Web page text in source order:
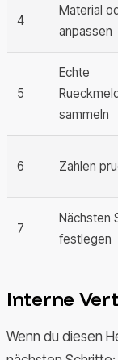
4
Material
anpassen
5
Echte
sammeln
6 Zahlen
7
Nächsten
festlegen
Interne
Wenn du diesen